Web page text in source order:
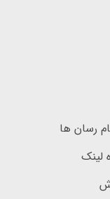
رسان ها
لینک